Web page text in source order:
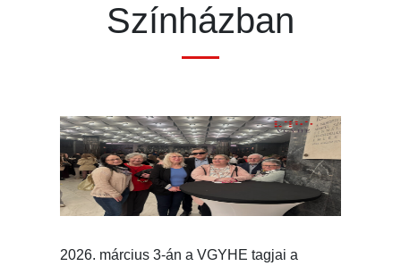
Színházban
2026. március 3-án a VGYHE tagjai a